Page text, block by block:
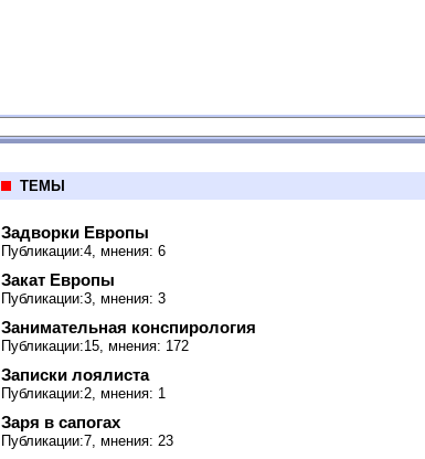
ТЕМЫ
Задворки Европы
Публикации:4, мнения: 6
Закат Европы
Публикации:3, мнения: 3
Занимательная конспирология
Публикации:15, мнения: 172
Записки лоялиста
Публикации:2, мнения: 1
Заря в сапогах
Публикации:7, мнения: 23